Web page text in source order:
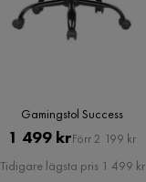
Gamingstol Success
Pris
1 499 krOriginal
Pris
Förr 2 199 kr
Tidigare lägsta pris 1 499 kr